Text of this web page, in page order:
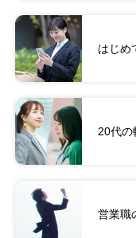
はじめ
20代の
営業職